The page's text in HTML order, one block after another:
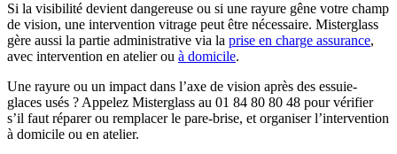
Si la visibilité devient dangereuse ou si une rayure gêne votre champ
de vision, une intervention vitrage peut être nécessaire. Misterglass
gère aussi la partie administrative via la prise en charge assurance,
avec intervention en atelier ou à domicile.
Une rayure ou un impact dans l’axe de vision après des essuie-
glaces usés ? Appelez Misterglass au 01 84 80 80 48 pour vérifier
s’il faut réparer ou remplacer le pare-brise, et organiser l’intervention
à domicile ou en atelier.